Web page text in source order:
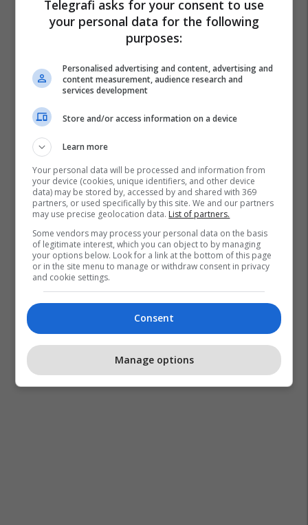
Telegrafi asks for your consent to use
your personal data for the following
purposes:
Personalised advertising and content, advertising and
content measurement, audience research and
services development
Store and/or access information on a device
Learn more
Your personal data will be processed and information from
your device (cookies, unique identifiers, and other device
data) may be stored by, accessed by and shared with 369
partners, or used specifically by this site. We and our partners
may use precise geolocation data. List of partners.
Some vendors may process your personal data on the basis
of legitimate interest, which you can object to by managing
your options below. Look for a link at the bottom of this page
or in the site menu to manage or withdraw consent in privacy
and cookie settings.
Consent
Manage options